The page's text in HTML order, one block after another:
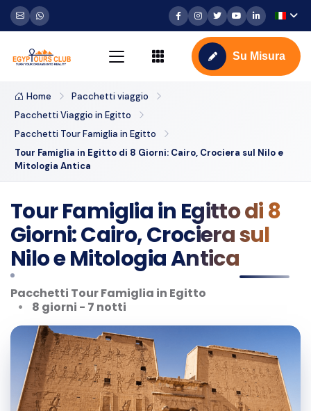
Su Misura
Home
Pacchetti viaggio
Pacchetti Viaggio in Egitto
Pacchetti Tour Famiglia in Egitto
Tour Famiglia in Egitto di 8 Giorni: Cairo, Crociera sul Nilo e
Mitologia Antica
Tour Famiglia in Egitto di 8
Giorni: Cairo, Crociera sul
Nilo e Mitologia Antica
Pacchetti Tour Famiglia in Egitto
8 giorni - 7 notti